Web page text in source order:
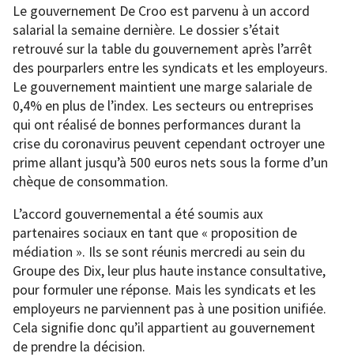
Le gouvernement De Croo est parvenu à un accord
salarial la semaine dernière. Le dossier s’était
retrouvé sur la table du gouvernement après l’arrêt
des pourparlers entre les syndicats et les employeurs.
Le gouvernement maintient une marge salariale de
0,4% en plus de l’index. Les secteurs ou entreprises
qui ont réalisé de bonnes performances durant la
crise du coronavirus peuvent cependant octroyer une
prime allant jusqu’à 500 euros nets sous la forme d’un
chèque de consommation.
L’accord gouvernemental a été soumis aux
partenaires sociaux en tant que « proposition de
médiation ». Ils se sont réunis mercredi au sein du
Groupe des Dix, leur plus haute instance consultative,
pour formuler une réponse. Mais les syndicats et les
employeurs ne parviennent pas à une position unifiée.
Cela signifie donc qu’il appartient au gouvernement
de prendre la décision.